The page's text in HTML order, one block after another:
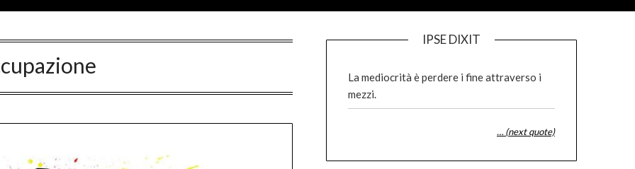
IPSE DIXIT
La mediocrità è perdere i fine attraverso i
mezzi.
… (next quote)